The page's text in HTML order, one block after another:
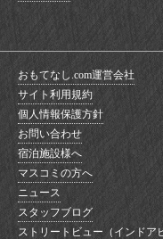
おもてなし.com運営会社
サイト利用規約
個人情報保護方針
お問い合わせ
宿泊施設様へ
マスコミの方へ
ニュース
スタッフブログ
ストリートビュー（インドア